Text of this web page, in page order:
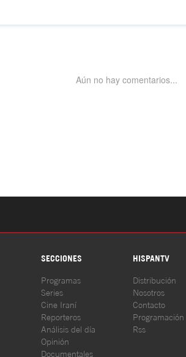
SECCIONES HISPANTV
Programas
Series
Cine Iraní
Reporteros
Análisis del día
Opinión
Documentales
Distribución
Nosotros
Contacto
Programación
Rss